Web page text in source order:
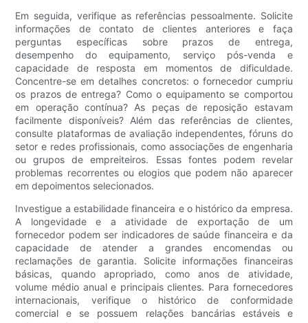
Em seguida, verifique as referências pessoalmente. Solicite
informações de contato de clientes anteriores e faça
perguntas específicas sobre prazos de entrega,
desempenho do equipamento, serviço pós-venda e
capacidade de resposta em momentos de dificuldade.
Concentre-se em detalhes concretos: o fornecedor cumpriu
os prazos de entrega? Como o equipamento se comportou
em operação contínua? As peças de reposição estavam
facilmente disponíveis? Além das referências de clientes,
consulte plataformas de avaliação independentes, fóruns do
setor e redes profissionais, como associações de engenharia
ou grupos de empreiteiros. Essas fontes podem revelar
problemas recorrentes ou elogios que podem não aparecer
em depoimentos selecionados.
Investigue a estabilidade financeira e o histórico da empresa.
A longevidade e a atividade de exportação de um
fornecedor podem ser indicadores de saúde financeira e da
capacidade de atender a grandes encomendas ou
reclamações de garantia. Solicite informações financeiras
básicas, quando apropriado, como anos de atividade,
volume médio anual e principais clientes. Para fornecedores
internacionais, verifique o histórico de conformidade
comercial e se possuem relações bancárias estáveis ​​e